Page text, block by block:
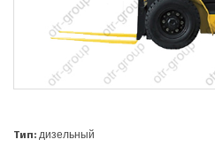
Тип: дизельный